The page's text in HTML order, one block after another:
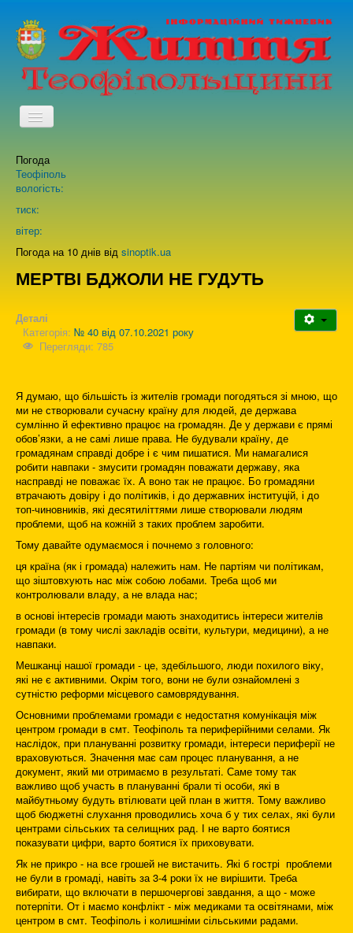
TPL_PROTOSTAR_TOGGLE_MENU
Про нас
Погода
Теофіполь
вологість:
тиск:
вітер:
Погода на 10 днів від sinoptik.ua
МЕРТВІ БДЖОЛИ НЕ ГУДУТЬ
Деталі
Категорія: № 40 від 07.10.2021 року
Перегляди: 785
Я думаю, що більшість із жителів громади погодяться зі мною, що
ми не створювали сучасну країну для людей, де держава
сумлінно й ефективно працює на громадян. Де у держави є прямі
обов’язки, а не самі лише права. Не будували країну, де
громадянам справді добре і є чим пишатися. Ми намагалися
робити навпаки - змусити громадян поважати державу, яка
насправді не поважає їх. А воно так не працює. Бо громадяни
втрачають довіру і до політиків, і до державних інституцій, і до
топ-чиновників, які десятиліттями лише створювали людям
проблеми, щоб на кожній з таких проблем заробити.
Тому давайте одумаємося і почнемо з головного:
ця країна (як і громада) належить нам. Не партіям чи політикам,
що зіштовхують нас між собою лобами. Треба щоб ми
контролювали владу, а не влада нас;
в основі інтересів громади мають знаходитись інтереси жителів
громади (в тому числі закладів освіти, культури, медицини), а не
навпаки.
Мешканці нашої громади - це, здебільшого, люди похилого віку,
які не є активними. Окрім того, вони не були ознайомлені з
сутністю реформи місцевого самоврядування.
Основними проблемами громади є недостатня комунікація між
центром громади в смт. Теофіполь та периферійними селами. Як
наслідок, при плануванні розвитку громади, інтереси периферії не
враховуються. Значення має сам процес планування, а не
документ, який ми отримаємо в результаті. Саме тому так
важливо щоб участь в плануванні брали ті особи, які в
майбутньому будуть втілювати цей план в життя. Тому важливо
щоб бюджетні слухання проводились хоча б у тих селах, які були
центрами сільських та селищних рад. І не варто боятися
показувати цифри, варто боятися їх приховувати.
Як не прикро - на все грошей не вистачить. Які б гострі проблеми
не були в громаді, навіть за 3-4 роки їх не вирішити. Треба
вибирати, що включати в першочергові завдання, а що - може
потерпіти. От і маємо конфлікт - між медиками та освітянами, між
центром в смт. Теофіполь і колишніми сільськими радами.